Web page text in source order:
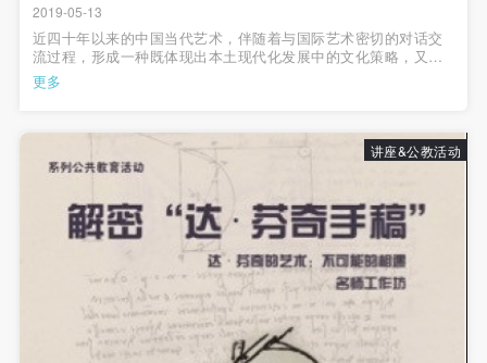
2019-05-13
近四十年以来的中国当代艺术，伴随着与国际艺术密切的对话交
流过程，形成一种既体现出本土现代化发展中的文化策略，又不
断地表现出加入全球网络之后传统与现代辩证发展的种种冲突和
矛盾的现象。或者说正是缘由这种复杂的文化心理与精神结构的
更多
讲座&公教活动
中央美术学院美术馆肖像权许可使用协议
根据《中华人民共和国广告法》、《中华人民共和国
民法通则》以及 最高人民法院关于贯彻执行 《中华
有关规定，为明确肖像许可方（甲方）和使用方（乙
方）的权利义务关系，经双方友好协商，甲乙双方就
带有甲方肖像的作品的使用达成如下一致协议：
一、 一般约定
（1）、甲方为本协议中的肖像权人，自愿将自己的
肖像权许可乙方作符合本协议约定和法律规定的用
（2）、乙方中央美术学院美术馆是一所具有标志
中央美术学院美术馆肖像权许可使用协议
根据《中华人民共和国广告法》、《中华人民共和国
民法通则》以及 最高人民法院关于贯彻执行 《中华
有关规定，为明确肖像许可方（甲方）和使用方（乙
方）的权利义务关系，经双方友好协商，甲乙双方就
带有甲方肖像的作品的使用达成如下一致协议：
一、 一般约定
（1）、甲方为本协议中的肖像权人，自愿将自己的
肖像权许可乙方作符合本协议约定和法律规定的用
（2）、乙方中央美术学院美术馆是一所具有标志
中央美术学院美术馆肖像权许可使用协议
根据《中华人民共和国广告法》、《中华人民共和国
民法通则》以及 最高人民法院关于贯彻执行 《中华
有关规定，为明确肖像许可方（甲方）和使用方（乙
方）的权利义务关系，经双方友好协商，甲乙双方就
带有甲方肖像的作品的使用达成如下一致协议：
一、 一般约定
（1）、甲方为本协议中的肖像权人，自愿将自己的
肖像权许可乙方作符合本协议约定和法律规定的用
（2）、乙方中央美术学院美术馆是一所具有标志